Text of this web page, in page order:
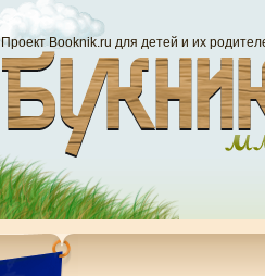
Проект Booknik.ru для детей и их